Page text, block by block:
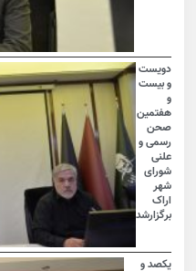
دویست
و بیست
هفتمین
صحن
رسمی و
علنی
شورای
شهر
اراک
برگزارشد
یکصد و